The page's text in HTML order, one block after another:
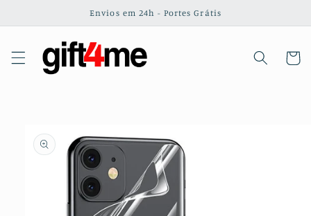
conteúdo
Envios em 24h - Portes Grátis
informação
do produto